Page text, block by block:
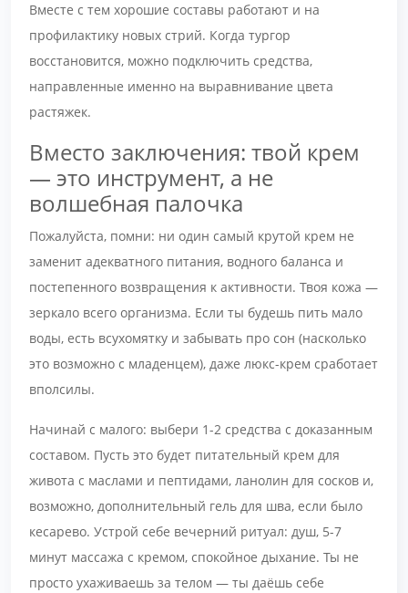
Вместе с тем хорошие составы работают и на
профилактику новых стрий. Когда тургор
восстановится, можно подключить средства,
направленные именно на выравнивание цвета
растяжек.
Вместо заключения: твой крем
— это инструмент, а не
волшебная палочка
Пожалуйста, помни: ни один самый крутой крем не
заменит адекватного питания, водного баланса и
постепенного возвращения к активности. Твоя кожа —
зеркало всего организма. Если ты будешь пить мало
воды, есть всухомятку и забывать про сон (насколько
это возможно с младенцем), даже люкс-крем сработает
вполсилы.
Начинай с малого: выбери 1-2 средства с доказанным
составом. Пусть это будет питательный крем для
живота с маслами и пептидами, ланолин для сосков и,
возможно, дополнительный гель для шва, если было
кесарево. Устрой себе вечерний ритуал: душ, 5-7
минут массажа с кремом, спокойное дыхание. Ты не
просто ухаживаешь за телом — ты даёшь себе